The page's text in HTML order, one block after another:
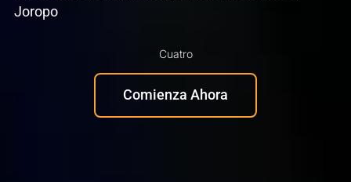
Joropo
Cuatro
Comienza Ahora